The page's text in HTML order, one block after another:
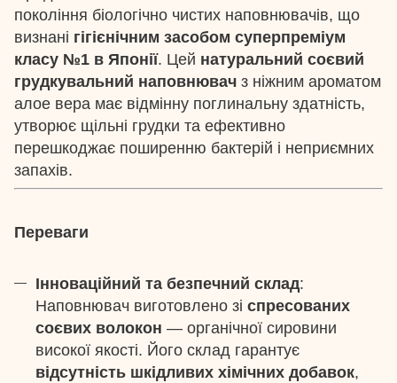
покоління біологічно чистих наповнювачів, що
визнані гігієнічним засобом суперпреміум
класу №1 в Японії. Цей натуральний соєвий
грудкувальний наповнювач з ніжним ароматом
алое вера має відмінну поглинальну здатність,
утворює щільні грудки та ефективно
перешкоджає поширенню бактерій і неприємних
запахів.
Переваги
Інноваційний та безпечний склад:
Наповнювач виготовлено зі спресованих
соєвих волокон — органічної сировини
високої якості. Його склад гарантує
відсутність шкідливих хімічних добавок,